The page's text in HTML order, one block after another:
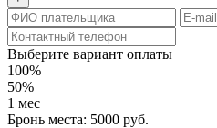
Выберите вариант оплаты
100%
50%
1 мес
Бронь места: 5000 руб.